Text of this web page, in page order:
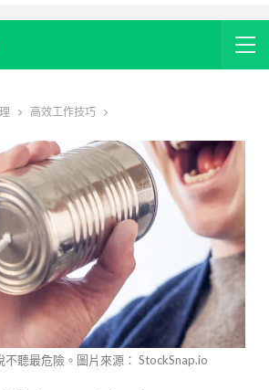
高效工作技巧
不聽最危險。圖片來源： StockSnap.io